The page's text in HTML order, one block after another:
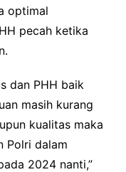
optimal
pecah ketika
dan PHH baik
masih kurang
kualitas maka
Polri dalam
2024 nanti,”